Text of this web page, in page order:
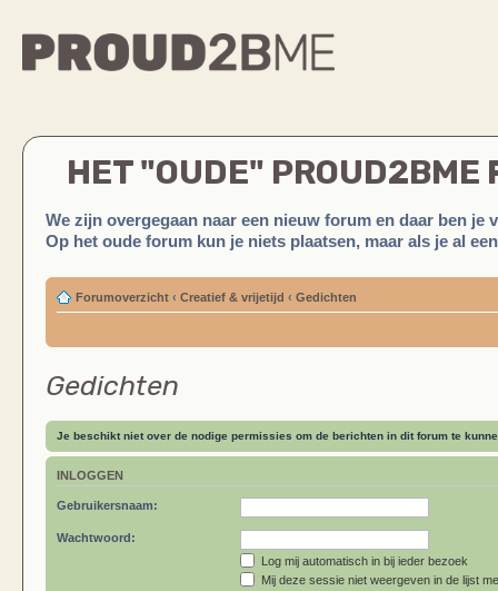
HET "OUDE" PROUD2BME
We zijn overgegaan naar een nieuw forum en daar ben je
Op het oude forum kun je niets plaatsen, maar als je al
Forumoverzicht ‹ Creatief & vrijetijd ‹ Gedichten
Gedichten
Je beschikt niet over de nodige permissies om de berichten in dit forum te
INLOGGEN
Gebruikersnaam:
Wachtwoord:
Log mij automatisch in bij ieder bezoek
Mij deze sessie niet weergeven in de lijst